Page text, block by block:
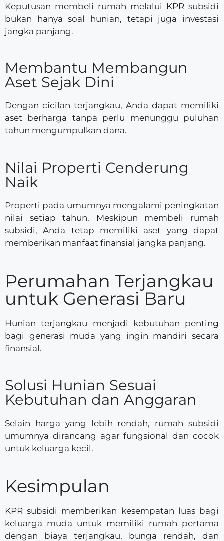
Keputusan membeli rumah melalui KPR subsidi
bukan hanya soal hunian, tetapi juga investasi
jangka panjang.
Membantu Membangun
Aset Sejak Dini
Dengan cicilan terjangkau, Anda dapat memiliki
aset berharga tanpa perlu menunggu puluhan
tahun mengumpulkan dana.
Nilai Properti Cenderung
Naik
Properti pada umumnya mengalami peningkatan
nilai setiap tahun. Meskipun membeli rumah
subsidi, Anda tetap memiliki aset yang dapat
memberikan manfaat finansial jangka panjang.
Perumahan Terjangkau
untuk Generasi Baru
Hunian terjangkau menjadi kebutuhan penting
bagi generasi muda yang ingin mandiri secara
finansial.
Solusi Hunian Sesuai
Kebutuhan dan Anggaran
Selain harga yang lebih rendah, rumah subsidi
umumnya dirancang agar fungsional dan cocok
untuk keluarga kecil.
Kesimpulan
KPR subsidi memberikan kesempatan luas bagi
keluarga muda untuk memiliki rumah pertama
dengan biaya terjangkau, bunga rendah, dan